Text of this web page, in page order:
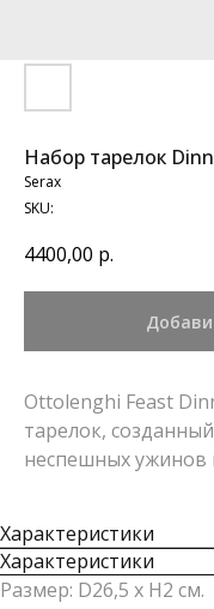
Набор тарелок
Serax
SKU:
4400,00 р.
Ottolenghi Feast
тарелок,
неспешных ужинов
Характеристики
Характеристики
Размер: D26,5 x H2 см.